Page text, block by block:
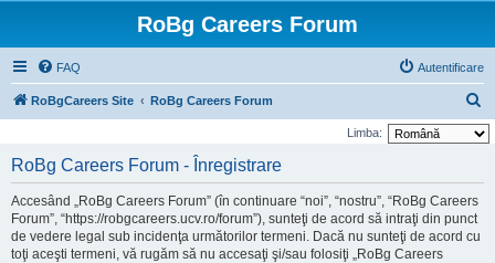
RoBg Careers Forum
FAQ Autentificare
RoBgCareers Site RoBg Careers Forum
ă
Limba:
RoBg Careers Forum - Înregistrare
Accesând „RoBg Careers Forum” (în continuare “noi”, “nostru”, “RoBg Careers
Forum”, “https://robgcareers.ucv.ro/forum”), sunteţi de acord să intraţi din punct
de vedere legal sub incidenţa următorilor termeni. Dacă nu sunteţi de acord cu
toţi aceşti termeni, vă rugăm să nu accesaţi şi/sau folosiţi „RoBg Careers